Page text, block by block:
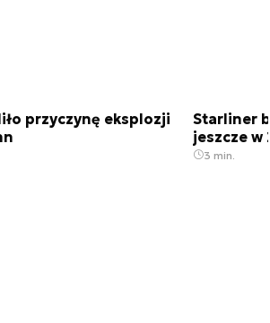
przyczynę eksplozji
Starliner
jeszcze w
3 min.